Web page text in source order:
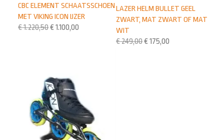
LAZER HELM BULLET GEEL
ZWART, MAT ZWART OF MAT
WIT
€249,00€ 175,00
CBC ELEMENT SCHAATSSCHOEN
MET VIKING ICON IJZER
€1.220,50€ 1.100,00